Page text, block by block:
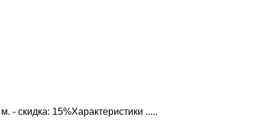
- скидка: 15%Характеристики .....